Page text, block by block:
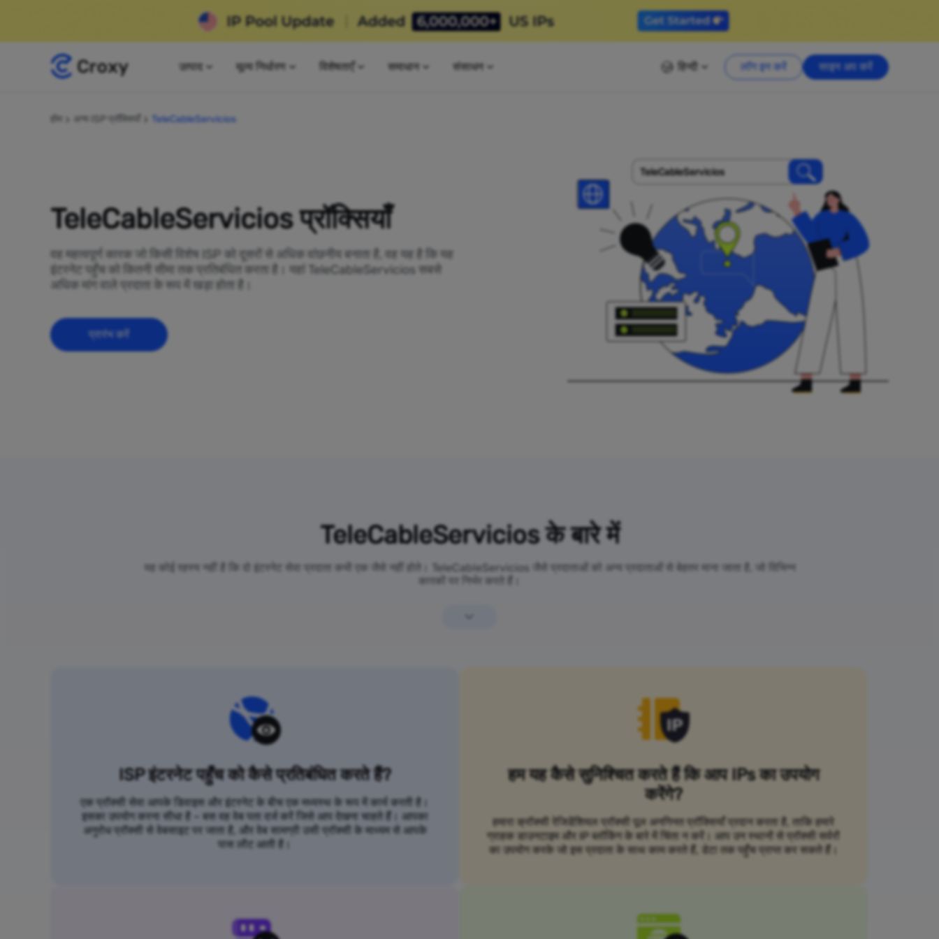
उत्पाद मूल्य निर्धारण विशेषताएँ समाधान संसाधन हिन्दी लॉग इन करें साइन अप करें
अन्य ISP प्रॉक्सियाँ TeleCableServicios
TeleCableServicios प्रॉक्सियाँ
वह महत्वपूर्ण कारक जो किसी विशेष ISP को दूसरों से अधिक वांछनीय बनाता है, वह यह है कि यह
इंटरनेट पहुँच को कितनी सीमा तक प्रतिबंधित करता है। यहां TeleCableServicios सबसे
अधिक मांग वाले प्रदाता के रूप में खड़ा होता है।
प्रारंभ करें
TeleCableServicios
TeleCableServicios के बारे में
यह कोई रहस्य नहीं है कि दो इंटरनेट सेवा प्रदाता कभी एक जैसे नहीं होते। TeleCableServicios जैसे प्रदाताओं को अन्य प्रदाताओं से बेहतर माना जाता है, जो विभिन्न
कारकों पर निर्भर करते हैं।
ISP इंटरनेट पहुँच को कैसे प्रतिबंधित करते हैं?
एक प्रॉक्सी सेवा आपके डिवाइस और इंटरनेट के बीच एक मध्यस्थ के रूप में कार्य करती है।
इसका उपयोग करना सीधा है – बस वह वेब पता दर्ज करें जिसे आप देखना चाहते हैं। आपका
अनुरोध प्रॉक्सी से वेबसाइट पर जाता है, और वेब सामग्री उसी प्रॉक्सी के माध्यम से आपके
पास लौट आती है।
हम यह कैसे सुनिश्चित करते हैं कि आप IPs का उपयोग
करेंगे?
हमारा क्रॉक्सी रेजिडेंशियल प्रॉक्सी पूल अनगिनत प्रॉक्सियाँ प्रदान करता है, ताकि हमारे
ग्राहक डाउनटाइम और IP ब्लॉकिंग के बारे में चिंता न करें। आप उन स्थानों से प्रॉक्सी सर्वरों
का उपयोग करके जो इस प्रदाता के साथ काम करते हैं, डेटा तक पहुँच प्राप्त कर सकते हैं।